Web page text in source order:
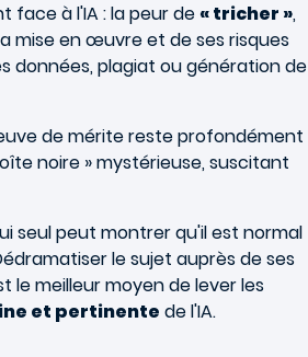
face à l'IA : la peur de « tricher »,
mise en œuvre et de ses risques
données, plagiat ou génération de
de mérite reste profondément
noire » mystérieuse, suscitant
seul peut montrer qu'il est normal
le sujet auprès de ses
le meilleur moyen de lever les
et pertinente de l'IA.